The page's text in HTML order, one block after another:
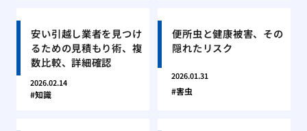
安い引越し業者を見つけ
るための見積もり術、複
数比較、詳細確認
2026.02.14
知識
便所虫と健康被害、その
隠れたリスク
2026.01.31
害虫